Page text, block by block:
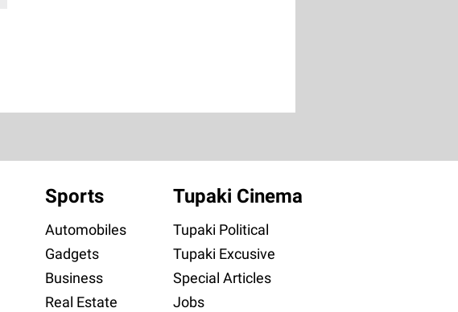
Sports
Automobiles
Gadgets
Business
Real Estate
Tupaki Cinema
Tupaki Political
Tupaki Excusive
Special Articles
Jobs